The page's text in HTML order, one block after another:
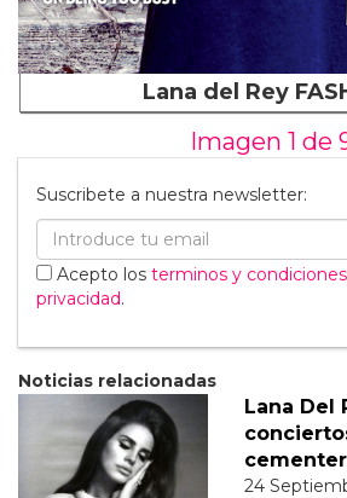
Lana del Rey
Imagen 1 de
Suscribete a nuestra newsletter:
Acepto los terminos y condiciones
privacidad.
Noticias relacionadas
Lana Del
24